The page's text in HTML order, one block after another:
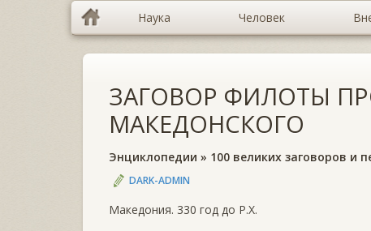
Наука Человек
ЗАГОВОР ФИЛОТЫ
МАКЕДОНСКОГО
Энциклопедии » 100 великих заговоров и
DARK-ADMIN
Македония. 330 год до Р.Х.